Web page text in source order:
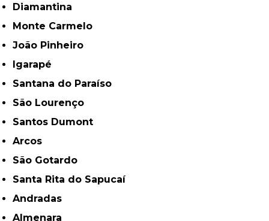
Diamantina
Monte Carmelo
João Pinheiro
Igarapé
Santana do Paraíso
São Lourenço
Santos Dumont
Arcos
São Gotardo
Santa Rita do Sapucaí
Andradas
Almenara